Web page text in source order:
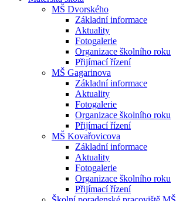
MŠ Dvorského
Základní informace
Aktuality
Fotogalerie
Organizace školního roku
Přijímací řízení
MŠ Gagarinova
Základní informace
Aktuality
Fotogalerie
Organizace školního roku
Přijímací řízení
MŠ Kovařovicova
Základní informace
Aktuality
Fotogalerie
Organizace školního roku
Přijímací řízení